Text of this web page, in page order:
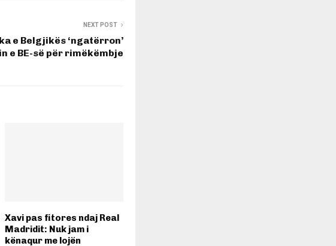
NEXT POST
e Belgjikës ‘ngatërron’
e BE-së për rimëkëmbje
Xavi pas fitores ndaj Real
Madridit: Nuk jam i
kënaqur me lojën